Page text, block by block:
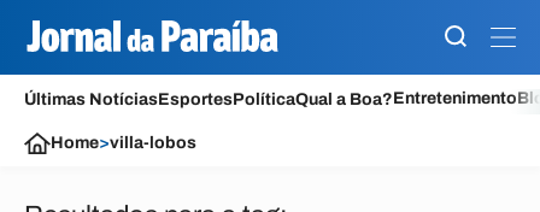
Últimas NotíciasEsportesPolíticaQual a Boa?Entretenimento
Home>villa-lobos